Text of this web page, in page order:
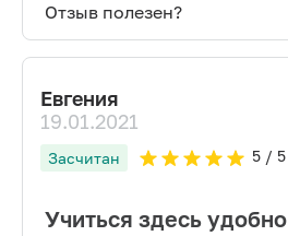
Отзыв полезен?
Евгения
19.01.2021
Засчитан 5/ 5
Учиться здесь удобно